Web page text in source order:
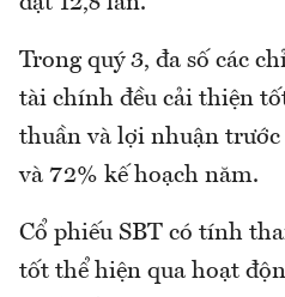
Trong quý 3, đa số các
tài chính đều cải thiện
thuần và lợi nhuận
và 72% kế hoạch năm.
Cổ phiếu SBT có tính
tốt thể hiện qua hoạt